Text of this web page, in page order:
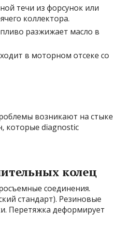
течи из форсунок или
коллектора.
разжижает масло в
в моторном отсеке со
возникают на стыке
которые diagnostic
колец
соединения.
стандарт). Резиновые
Перетяжка деформирует